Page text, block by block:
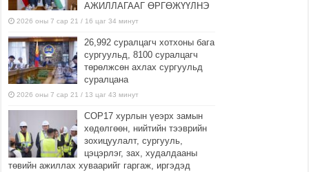
АЖИЛЛАГААГ ӨРГӨЖҮҮЛНЭ
2026 оны 7 сар 21 / 16 цаг 34 минут
26,992 суралцагч хотхоны бага
сургуульд, 8100 суралцагч
төрөлжсөн ахлах сургуульд
суралцана
2026 оны 7 сар 21 / 13 цаг 43 минут
COP17 хурлын үеэрх замын
хөдөлгөөн, нийтийн тээврийн
зохицуулалт, сургууль,
цэцэрлэг, зах, худалдааны
төвийн ажиллах хуваарийг гаргаж, иргэдэд